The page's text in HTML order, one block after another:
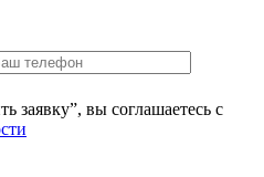
заявку”, вы соглашаетесь с